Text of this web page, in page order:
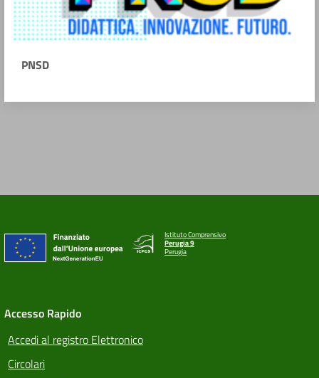
PNSD
Istituto Comprensivo
Perugia 9
Perugia
Accesso Rapido
Accedi al registro Elettronico
Circolari